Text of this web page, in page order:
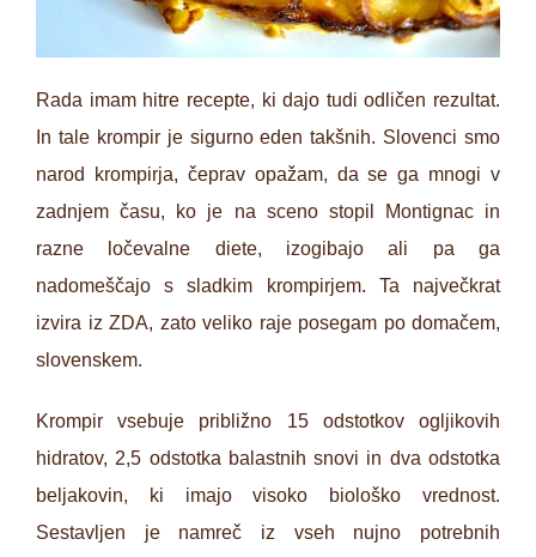
Rada imam hitre recepte, ki dajo tudi odličen rezultat.
In tale krompir je sigurno eden takšnih. Slovenci smo
narod krompirja, čeprav opažam, da se ga mnogi v
zadnjem času, ko je na sceno stopil Montignac in
razne ločevalne diete, izogibajo ali pa ga
nadomeščajo s sladkim krompirjem. Ta največkrat
izvira iz ZDA, zato veliko raje posegam po domačem,
slovenskem.
Krompir vsebuje približno 15 odstotkov ogljikovih
hidratov, 2,5 odstotka balastnih snovi in dva odstotka
beljakovin, ki imajo visoko biološko vrednost.
Sestavljen je namreč iz vseh nujno potrebnih